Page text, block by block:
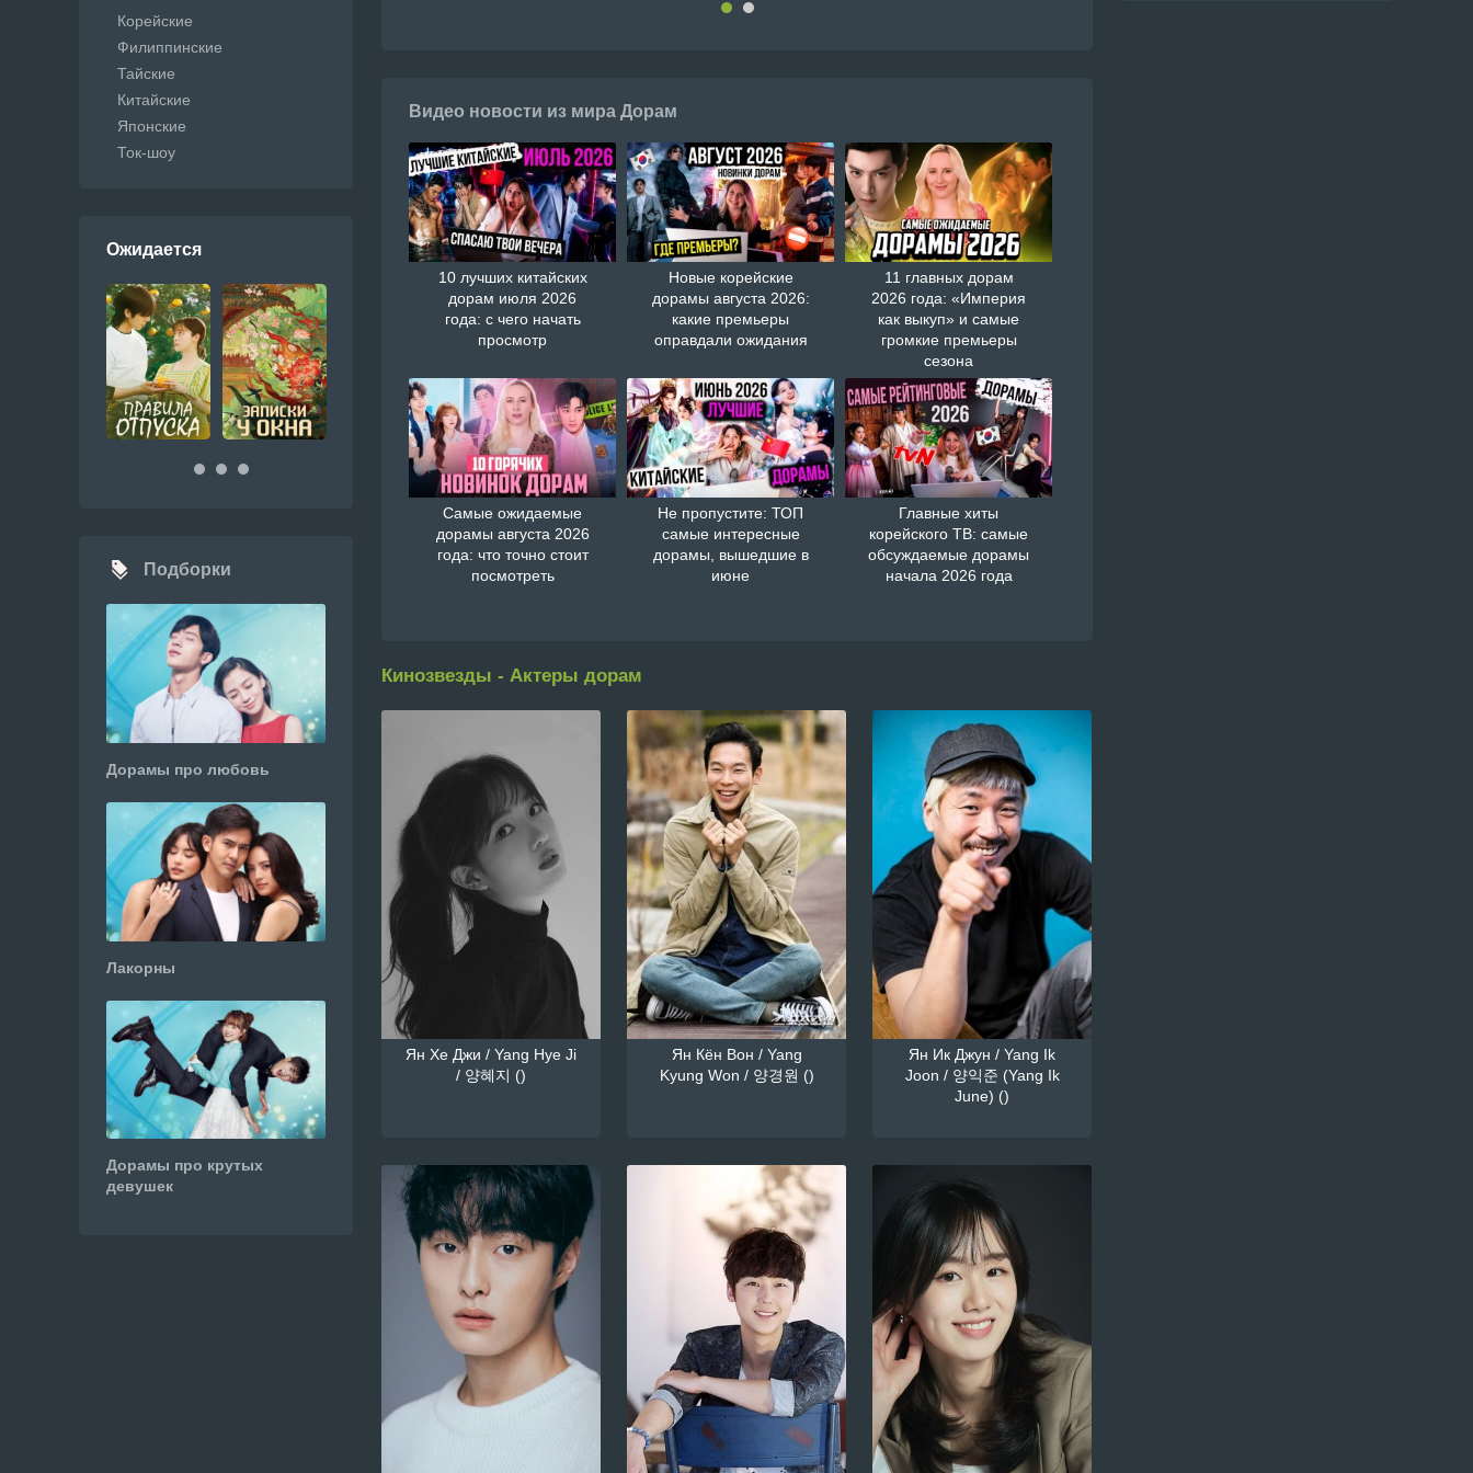
Видео новости из мира Дорам
10 лучших китайских
дорам июля 2026
года: с чего начать
просмотр
Новые корейские
дорамы августа 2026:
какие премьеры
оправдали ожидания
11 главных дорам
2026 года: «Империя
как выкуп» и самые
громкие премьеры
сезона
Самые ожидаемые
дорамы августа 2026
года: что точно стоит
посмотреть
Не пропустите: ТОП
самые интересные
дорамы, вышедшие в
июне
Главные хиты
корейского ТВ: самые
обсуждаемые дорамы
начала 2026 года
Кинозвезды - Актеры дорам
Ян Хе Джи / Yang Hye Ji
/ 양혜지 ()
Ян Кён Вон / Yang
Kyung Won / 양경원 ()
Ян Ик Джун / Yang Ik
Joon / 양익준 (Yang Ik
June) ()
Корейские
Филиппинские
Тайские
Китайские
Японские
Ток-шоу
Ожидается
Подборки
Дорамы про любовь
Лакорны
Дорамы про крутых
девушек